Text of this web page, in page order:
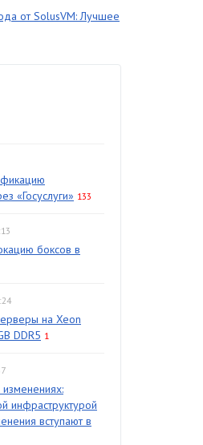
от SolusVM: Лучшее
«Госуслуги» 133
боксов в
на Xeon
DDR5 1
инфраструктурой
вступают в